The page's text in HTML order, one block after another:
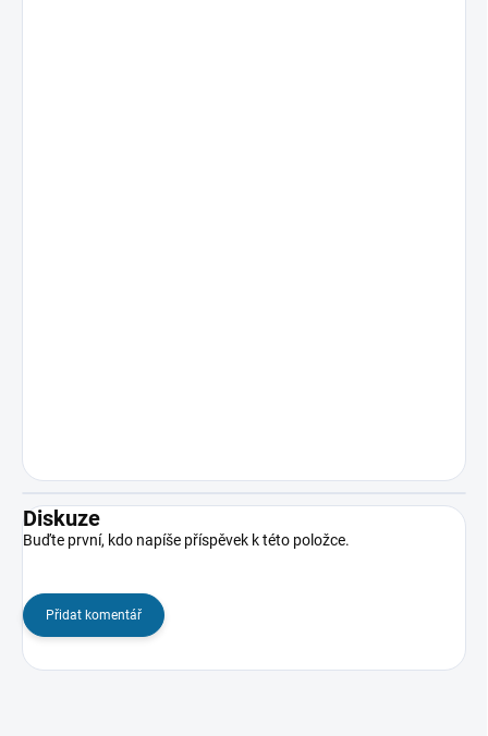
Diskuze
Buďte první, kdo napíše příspěvek k této položce.
Přidat komentář